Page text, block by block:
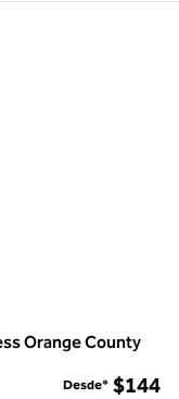
Orange County
Desde* $144